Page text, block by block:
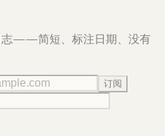
志——简短、标注日期、没有
订阅